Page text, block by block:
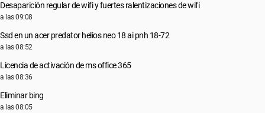
Desaparición regular de wifi y fuertes ralentizaciones de wifi
a las 09:08
Ssd en un acer predator helios neo 18 ai pnh 18-72
a las 08:52
Licencia de activación de ms office 365
a las 08:36
Eliminar bing
a las 08:05